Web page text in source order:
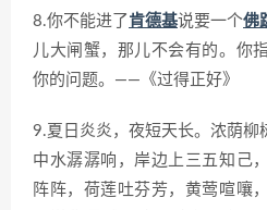
8.你不能进了 肯德基说要一个佛
儿大闸蟹，那儿不会有的。你
你的问题。——《过得正好》
9.夏日炎炎，夜短天长。浓荫柳
中水潺潺响，岸边上三五知己
阵阵，荷莲吐芬芳，黄莺喧嚷